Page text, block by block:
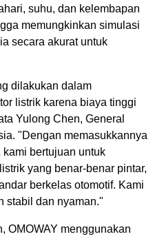
suhu, dan kelembapan
memungkinkan simulasi
secara akurat untuk
dilakukan dalam
listrik karena biaya tinggi
Yulong Chen, General
"Dengan memasukkannya
bertujuan untuk
yang benar-benar pintar,
berkelas otomotif. Kami
stabil dan nyaman."
OMOWAY menggunakan